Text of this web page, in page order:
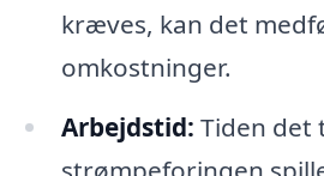
kræves, kan det
omkostninger.
Arbejdstid: Tiden det